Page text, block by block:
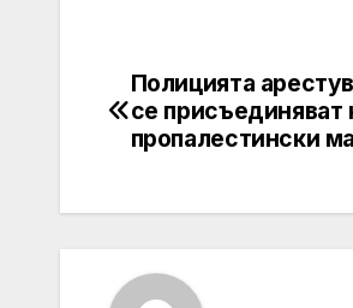
Post
navigation
Полицията
се присъединяват
пропалестински